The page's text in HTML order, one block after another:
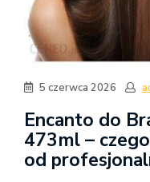
5 czerwca 2026
Encanto do
473ml –
od